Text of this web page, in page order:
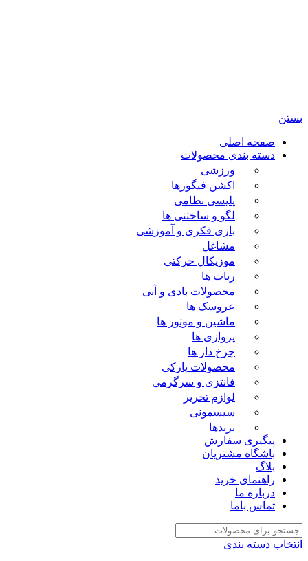
بستن
صفحه اصلی
دسته بندی محصولات
ورزشی
اکشن فیگورها
پلیسی نظامی
لگو و ساختنی ها
بازی فکری و آموزشی
مشاغل
موزیکال حرکتی
ربات ها
محصولات بادی و آبی
عروسک ها
ماشین و موتور ها
پروازی ها
چرخ دار ها
محصولات پارکی
فانتزی و سرگرمی
لوازم تحریر
سیسمونی
برندها
پیگیری سفارش
باشگاه مشتریان
بلاگ
راهنمای خرید
درباره ما
تماس باما
انتخاب دسته بندی